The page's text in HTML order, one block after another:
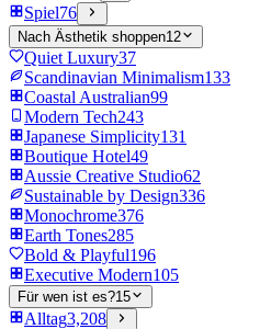
Spiel76
Nach Ästhetik shoppen12
Quiet Luxury37
Scandinavian Minimalism133
Coastal Australian99
Modern Tech243
Japanese Simplicity131
Boutique Hotel49
Aussie Creative Studio62
Sustainable by Design336
Monochrome376
Earth Tones285
Bold & Playful196
Executive Modern105
Für wen ist es?15
Alltag3,208